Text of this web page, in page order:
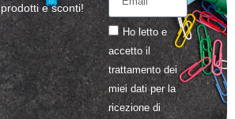
prodotti e sconti!
Ho letto e
accetto il
trattamentodei
miei dati per la
ricezione di